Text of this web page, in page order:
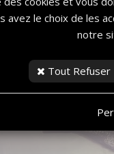
avez le choix de les
notre
Tout Refuser